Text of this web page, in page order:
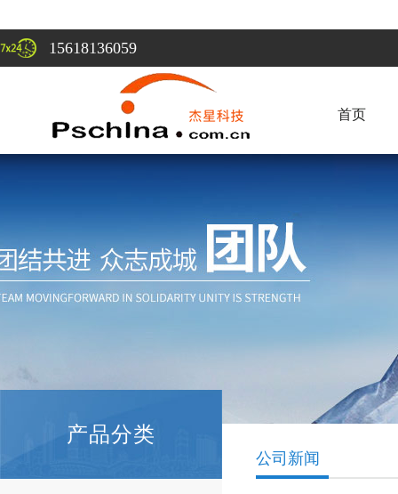
15618136059
首页
产品分类
公司新闻